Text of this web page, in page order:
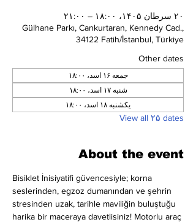
۲۰ سرطان ۱۴۰۵، ۱۸:۰۰ – ۲۱:۰۰
Gülhane Parkı, Cankurtaran, Kennedy Cad.,
34122 Fatih/İstanbul, Türkiye
Other dates
جمعه ۱۶ اسد، ۱۸:۰۰
شنبه ۱۷ اسد، ۱۸:۰۰
یکشنبه ۱۸ اسد، ۱۸:۰۰
View all ۲۵ dates
About the event
Bisiklet İnisiyatifi güvencesiyle; korna
seslerinden, egzoz dumanından ve şehrin
stresinden uzak, tarihle maviliğin buluştuğu
harika bir maceraya davetlisiniz! Motorlu araç